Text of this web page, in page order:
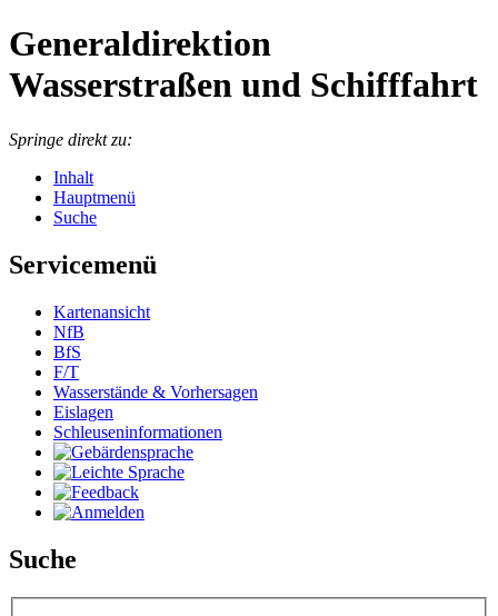
Generaldirektion
Wasserstraßen und Schifffahrt
Springe direkt zu:
Inhalt
Hauptmenü
Suche
Servicemenü
Kartenansicht
NfB
BfS
F/T
Wasserstände & Vorhersagen
Eislagen
Schleuseninformationen
Suche